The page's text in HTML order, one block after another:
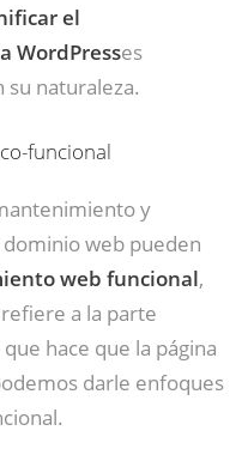
el
WordPresses
su naturaleza.
funcional
y
web pueden
web funcional,
a la parte
hace que la página
darle enfoques